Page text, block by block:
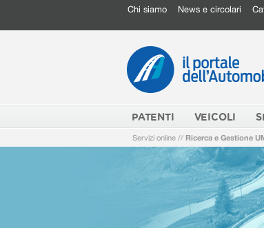
Chi siamo News e circolari
PATENTI VEICOLI
Servizi online // Ricerca e Gestione